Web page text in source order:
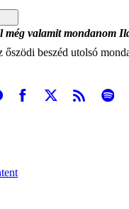
még valamit mondanom
őszödi beszéd utolsó